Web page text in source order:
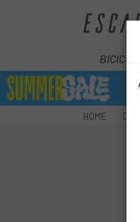
HOME